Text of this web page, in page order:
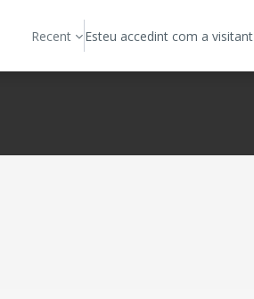
Recent Esteu accedint com a visitant